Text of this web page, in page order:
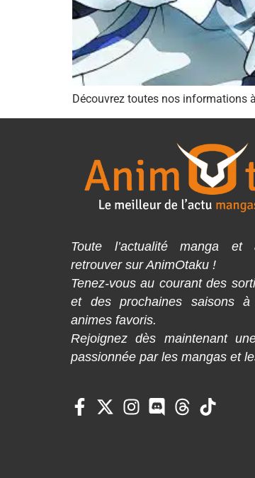
Découvrez toutes nos informations
Toute l’actualité manga
retrouver sur AnimOtaku !
Tenez-vous au courant des
et des prochaines saisons
animes favoris.
Rejoignez dès maintenant
passionnée par les mangas et